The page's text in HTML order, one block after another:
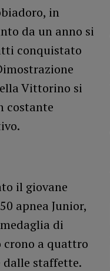
in
da un anno si
conquistato
Vittorino si
costante
il giovane
apnea Junior,
di
crono a quattro
dalle staffette.